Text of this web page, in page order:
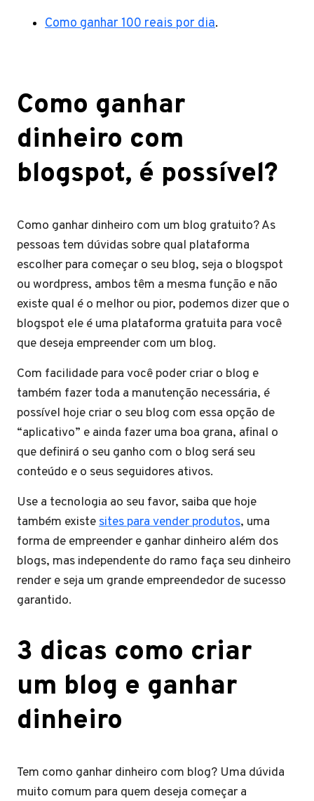
Como ganhar 100 reais por dia.
Como ganhar
dinheiro com
blogspot, é possível?
Como ganhar dinheiro com um blog gratuito? As
pessoas tem dúvidas sobre qual plataforma
escolher para começar o seu blog, seja o blogspot
ou wordpress, ambos têm a mesma função e não
existe qual é o melhor ou pior, podemos dizer que o
blogspot ele é uma plataforma gratuita para você
que deseja empreender com um blog.
Com facilidade para você poder criar o blog e
também fazer toda a manutenção necessária, é
possível hoje criar o seu blog com essa opção de
“aplicativo” e ainda fazer uma boa grana, afinal o
que definirá o seu ganho com o blog será seu
conteúdo e o seus seguidores ativos.
Use a tecnologia ao seu favor, saiba que hoje
também existesites para vender produtos, uma
forma de empreender e ganhar dinheiro além dos
blogs, mas independente do ramo faça seu dinheiro
render e seja um grande empreendedor de sucesso
garantido.
3 dicas como criar
um blog e ganhar
dinheiro
Tem como ganhar dinheiro com blog? Uma dúvida
muito comum para quem deseja começar a